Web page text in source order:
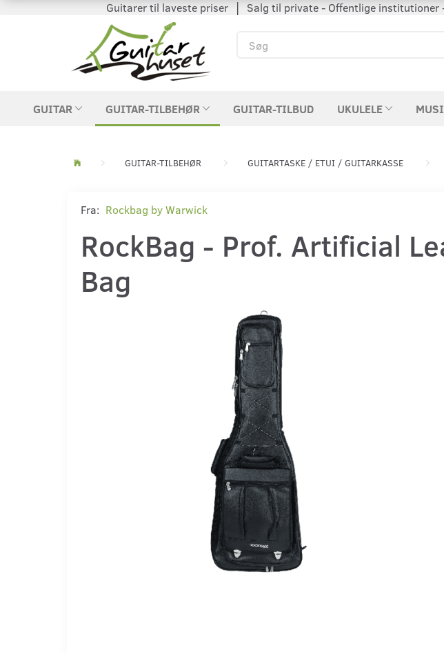
Guitarer til laveste priser │ Salg til private - Offentlige institutioner
GUITAR GUITAR-TILBEHØR GUITAR-TILBUD UKULELE
GUITAR-TILBEHØR GUITARTASKE / ETUI / GUITARKASSE
Fra: Rockbag by Warwick
RockBag - Prof. Artificial
Bag